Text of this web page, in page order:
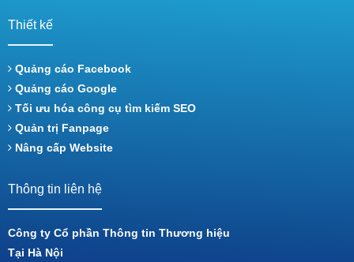
Thiết kế
Quảng cáo Facebook
Quảng cáo Google
Tối ưu hóa công cụ tìm kiếm SEO
Quản trị Fanpage
Nâng cấp Website
Thông tin liên hệ
Công ty Cổ phần Thông tin Thương hiệu
Tại Hà Nội